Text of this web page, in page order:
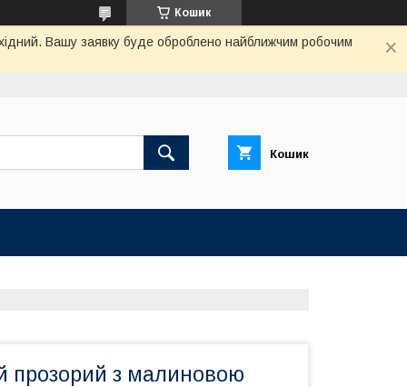
Кошик
Вашу заявку буде оброблено найближчим робочим
Кошик
прозорий з малиновою